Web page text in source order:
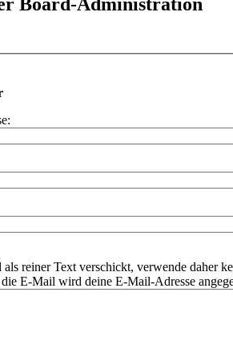
reiner Text verschickt, verwende daher
E-Mail wird deine E-Mail-Adresse